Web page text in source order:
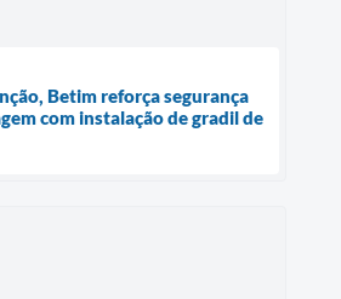
Betim reforça segurança
com instalação de gradil de